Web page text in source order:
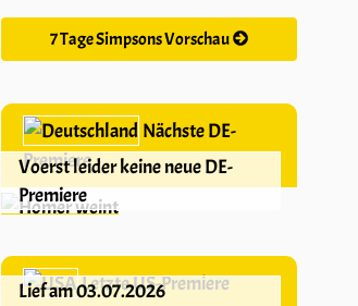
7 Tage Simpsons Vorschau
Nächste DE-
Premiere
Voerst leider keine neue DE-
Premiere
Letzte US-Premiere
Lief am 03.07.2026